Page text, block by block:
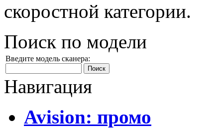
скоростной категории.
Поиск по модели
Введите модель сканера:
Навигация
Avision: промо